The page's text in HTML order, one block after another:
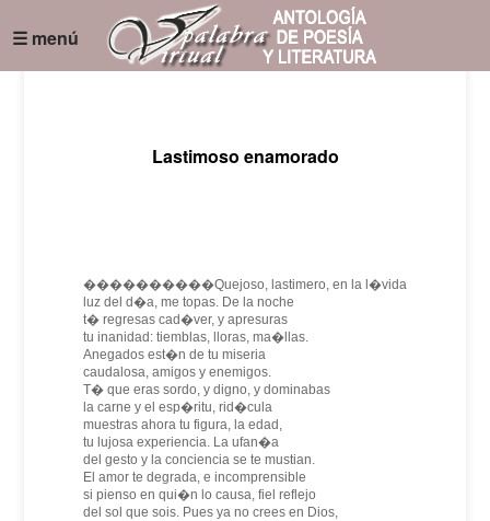
☰ menú
Lastimoso enamorado
����������Quejoso, lastimero, en la l�vida
luz del d�a, me topas. De la noche
t� regresas cad�ver, y apresuras
tu inanidad: tiemblas, lloras, ma�llas.
Anegados est�n de tu miseria
caudalosa, amigos y enemigos.
T� que eras sordo, y digno, y dominabas
la carne y el esp�ritu, rid�cula
muestras ahora tu figura, la edad,
tu lujosa experiencia. La ufan�a
del gesto y la conciencia se te mustian.
El amor te degrada, e incomprensible
si pienso en qui�n lo causa, fiel reflejo
del sol que sois. Pues ya no crees en Dios,